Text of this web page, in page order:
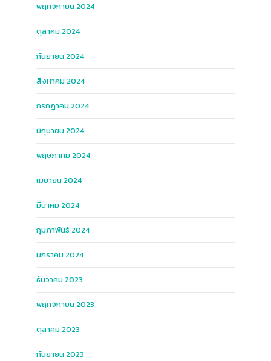
พฤศจิกายน 2024
ตุลาคม 2024
กันยายน 2024
สิงหาคม 2024
กรกฎาคม 2024
มิถุนายน 2024
พฤษภาคม 2024
เมษายน 2024
มีนาคม 2024
กุมภาพันธ์ 2024
มกราคม 2024
ธันวาคม 2023
พฤศจิกายน 2023
ตุลาคม 2023
กันยายน 2023